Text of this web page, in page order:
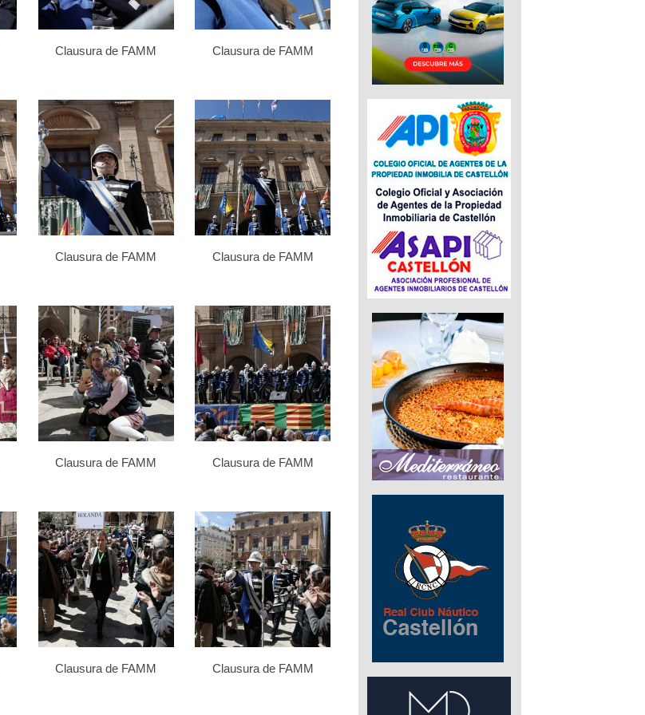
Clausura de FAMM Clausura de FAMM
Clausura de FAMM Clausura de FAMM
Clausura de FAMM Clausura de FAMM
Clausura de FAMM Clausura de FAMM